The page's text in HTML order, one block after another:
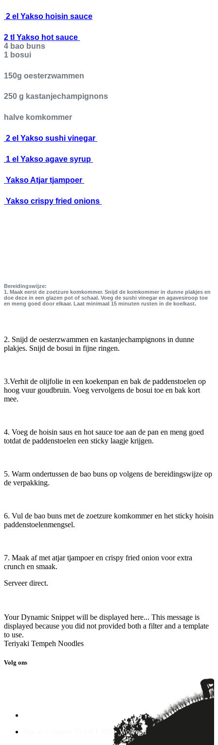
2 el Yakso hoisin sauce
2 tl Yakso hot sauce
4 bao buns
1 bosui
150g oesterzwammen
250 g kastanjechampignons
halve komkommer
2 el Yakso sushi vinegar
1 el Yakso agave syrup
Yakso Atjar tjampoer
Yakso crispy fried onions
Bereidingswijze:
1. Maak eerst de zoetzure komkommer. Snijd de komkommer in dunne plakjes en
doe deze in een glazen pot of schaal. Voeg de sushi vinegar en agavesiroop toe
en meng goed door elkaar. Laat minimaal 15 minuten rusten in de koelkast.
2. Snijd de oesterzwammen en kastanjechampignons in dunne
plakjes. Snijd de bosui in fijne ringen.
3.Verhit de olijfolie in een koekenpan en bak de paddenstoelen op
hoog vuur goudbruin. Voeg vervolgens de bosui toe en bak kort
mee.
4. Voeg de hoisin saus en hot sauce toe aan de pan en meng goed
totdat de paddenstoelen een sticky laagje krijgen.
5. Warm ondertussen de bao buns op volgens de bereidingswijze op
de verpakking.
6. Vul de bao buns met de zoetzure komkommer en het sticky hoisin
paddenstoelenmengsel.
7. Maak af met atjar tjampoer en crispy fried onion voor extra
crunch en smaak.
Serveer direct.
Your Dynamic Snippet will be displayed here... This message is
displayed because you did not provided both a filter and a template
to use.
Teriyaki Tempeh Noodles
Volg ons
Yakso • Oppers 58 8471 ZM • Wolvega